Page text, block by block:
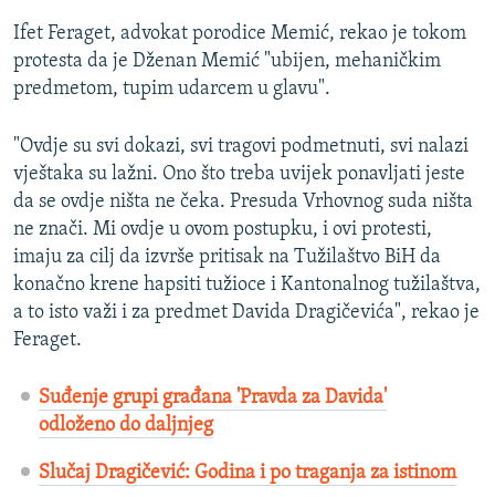
Ifet Feraget, advokat porodice Memić, rekao je tokom
protesta da je Dženan Memić "ubijen, mehaničkim
predmetom, tupim udarcem u glavu".
"Ovdje su svi dokazi, svi tragovi podmetnuti, svi nalazi
vještaka su lažni. Ono što treba uvijek ponavljati jeste
da se ovdje ništa ne čeka. Presuda Vrhovnog suda ništa
ne znači. Mi ovdje u ovom postupku, i ovi protesti,
imaju za cilj da izvrše pritisak na Tužilaštvo BiH da
konačno krene hapsiti tužioce i Kantonalnog tužilaštva,
a to isto važi i za predmet Davida Dragičevića", rekao je
Feraget.
Suđenje grupi građana 'Pravda za Davida'
odloženo do daljnjeg
Slučaj Dragičević: Godina i po traganja za istinom